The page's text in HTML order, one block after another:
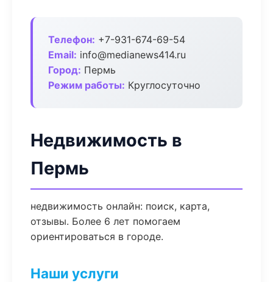
Телефон: +7-931-674-69-54
Email: info@medianews414.ru
Город: Пермь
Режим работы: Круглосуточно
Недвижимость в
Пермь
недвижимость онлайн: поиск, карта,
отзывы. Более 6 лет помогаем
ориентироваться в городе.
Наши услуги